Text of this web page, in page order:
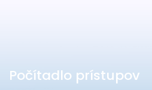
Počítadlo prístupov